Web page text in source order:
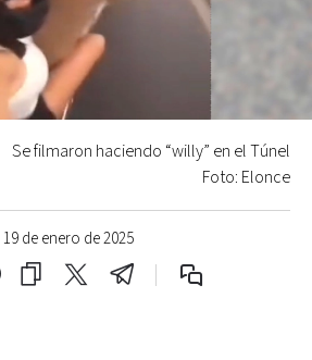
19 de enero de 2025
Se filmaron haciendo “willy” en el Túnel
Foto: Elonce